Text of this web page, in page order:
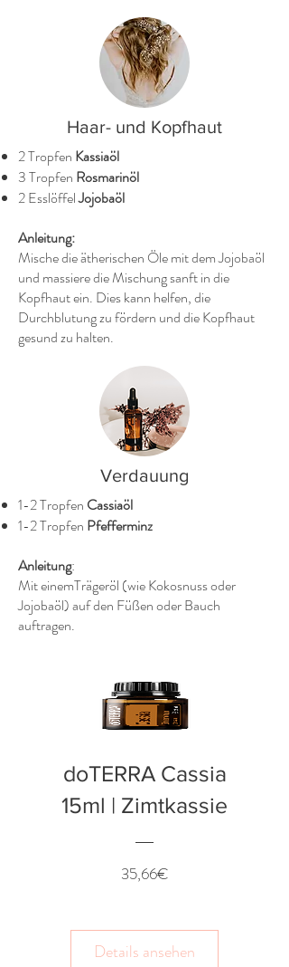
Haar- und Kopfhaut
2 Tropfen Kassiaöl
3 Tropfen Rosmarinöl
2 EsslöffelJojobaöl
Anleitung:
Mische die ätherischen Öle mit dem Jojobaöl
und massiere die Mischung sanft in die
Kopfhaut ein. Dies kann helfen, die
Durchblutung zu fördern und die Kopfhaut
gesund zu halten.
Verdauung
1-2 Tropfen Cassiaöl
1-2 Tropfen Pfefferminz
Anleitung:
Mit einemTrägeröl (wie Kokosnuss oder
Jojobaöl) auf den Füßen oder Bauch
auftragen.
doTERRA Cassia
15ml | Zimtkassie
35,66€Preis
Details ansehen